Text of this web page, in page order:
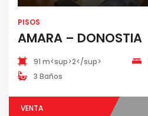
PISOS
AMARA – DONOSTIA
91 m<sup>2</sup>
3 Baños
VENTA